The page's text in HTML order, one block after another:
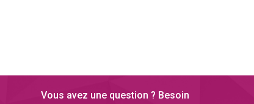
Vous avez une question ? Besoin